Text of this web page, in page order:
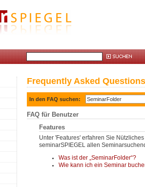
Frequently Asked Questions
In den FAQ suchen:
FAQ für Benutzer
Features
Unter 'Features' erfahren Sie
seminarSPIEGEL allen
Was ist der „SeminarFolder“?
Wie kann ich ein Seminar